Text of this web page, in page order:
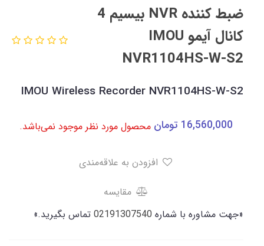
ضبط کننده NVR بیسیم 4
کانال آیمو IMOU
NVR1104HS-W-S2
IMOU Wireless Recorder NVR1104HS-W-S2
16,560,000 تومان محصول مورد نظر موجود نمی‌باشد.
مقایسه
«جهت مشاوره با شماره 02191307540 تماس بگیرید.»